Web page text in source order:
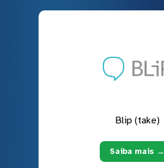
Blip (take)
Saiba mais →